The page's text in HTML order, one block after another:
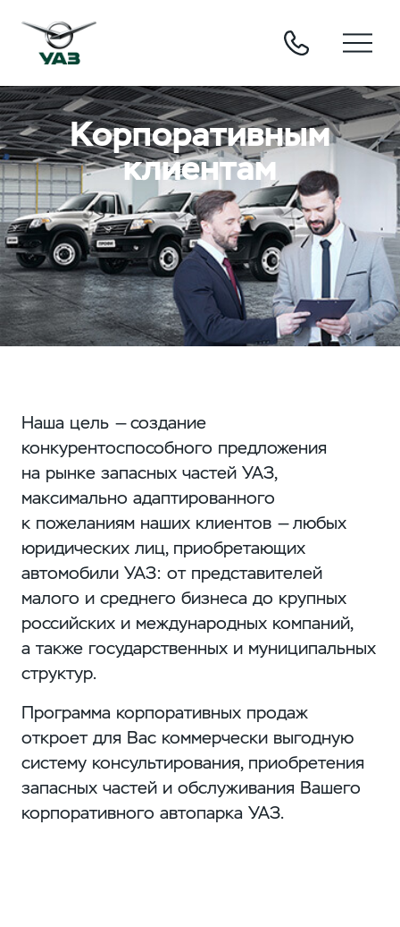
Корпоративным
клиентам
Наша цель — создание
конкурентоспособного предложения
на рынке запасных частей УАЗ,
максимально адаптированного
к пожеланиям наших клиентов — любых
юридических лиц, приобретающих
автомобили УАЗ: от представителей
малого и среднего бизнеса до крупных
российских и международных компаний,
а также государственных и муниципальных
структур.
Программа корпоративных продаж
откроет для Вас коммерчески выгодную
систему консультирования, приобретения
запасных частей и обслуживания Вашего
корпоративного автопарка УАЗ.